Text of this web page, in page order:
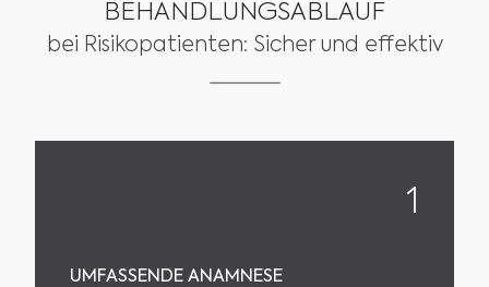
BEHANDLUNGSABLAUF
bei Risikopatienten: Sicher und effektiv
1
UMFASSENDE ANAMNESE